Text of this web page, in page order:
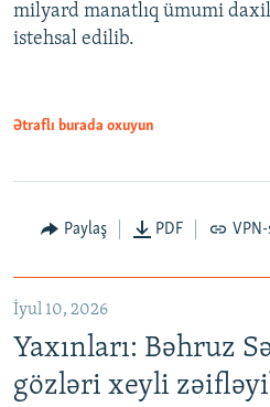
Auto 240p
milyard manatlıq ümumi
istehsal edilib.
Ətraflı burada oxuyun
Paylaş PDF
İyul 10, 2026
Yaxınları: Bəhruz
gözləri xeyli